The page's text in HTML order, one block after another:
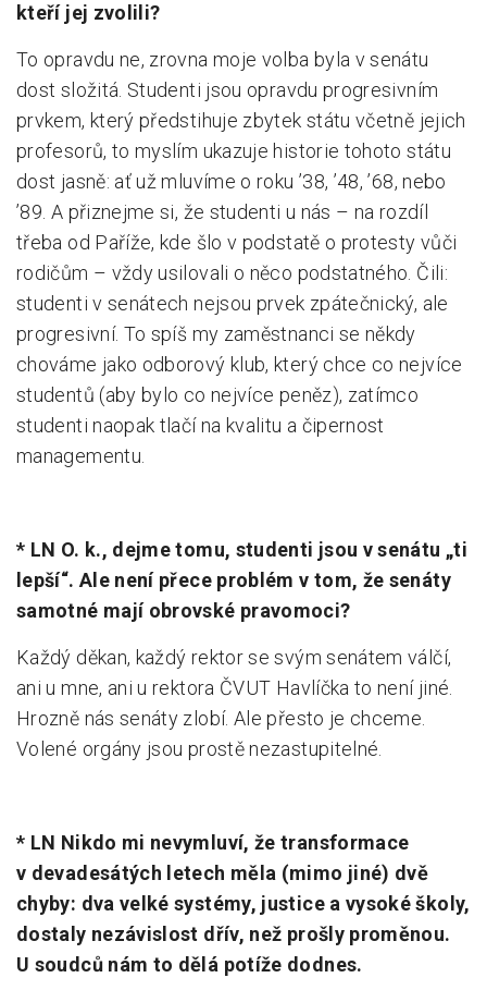
kteří jej zvolili?
To opravdu ne, zrovna moje volba byla v senátu
dost složitá. Studenti jsou opravdu progresivním
prvkem, který předstihuje zbytek státu včetně jejich
profesorů, to myslím ukazuje historie tohoto státu
dost jasně: ať už mluvíme o roku ’38, ’48, ’68, nebo
’89. A přiznejme si, že studenti u nás – na rozdíl
třeba od Paříže, kde šlo v podstatě o protesty vůči
rodičům – vždy usilovali o něco podstatného. Čili:
studenti v senátech nejsou prvek zpátečnický, ale
progresivní. To spíš my zaměstnanci se někdy
chováme jako odborový klub, který chce co nejvíce
studentů (aby bylo co nejvíce peněz), zatímco
studenti naopak tlačí na kvalitu a čipernost
managementu.
* LN O. k., dejme tomu, studenti jsou v senátu „ti
lepší“. Ale není přece problém v tom, že senáty
samotné mají obrovské pravomoci?
Každý děkan, každý rektor se svým senátem válčí,
ani u mne, ani u rektora ČVUT Havlíčka to není jiné.
Hrozně nás senáty zlobí. Ale přesto je chceme.
Volené orgány jsou prostě nezastupitelné.
* LN Nikdo mi nevymluví, že transformace
v devadesátých letech měla (mimo jiné) dvě
chyby: dva velké systémy, justice a vysoké školy,
dostaly nezávislost dřív, než prošly proměnou.
U soudců nám to dělá potíže dodnes.